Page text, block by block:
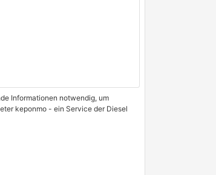
Informationen notwendig, um
keponmo - ein Service der Diesel